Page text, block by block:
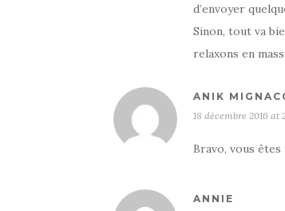
d’envoyer
Sinon, tout va
relaxons en
ANIK
18 décembre 2016 at
Bravo, vous
ANNIE